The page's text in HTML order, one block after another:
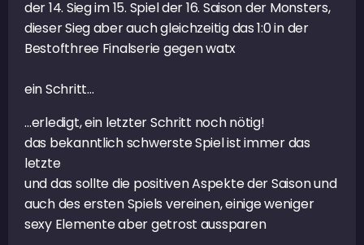
der 14. Sieg im 15. Spiel der 16. Saison der Monsters,
dieser Sieg aber auch gleichzeitig das 1:0 in der
Bestofthree Finalserie gegen watx
ein Schritt…
…erledigt, ein letzter Schritt noch nötig!
das bekanntlich schwerste Spiel ist immer das
letzte
und das sollte die positiven Aspekte der Saison und
auch des ersten Spiels vereinen, einige weniger
sexy Elemente aber getrost aussparen